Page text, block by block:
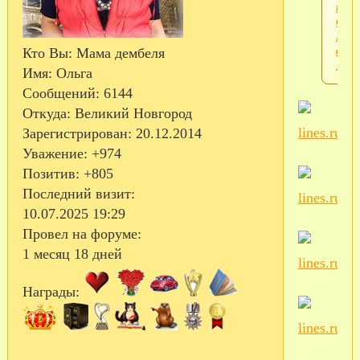
Кто Вы: Мама дембеля
Имя: Ольга
Сообщений: 6144
Откуда: Великий Новгород
Зарегистрирован: 20.12.2014
Уважение: +974
Позитив: +805
Последний визит:
10.07.2025 19:29
Провел на форуме:
1 месяц 18 дней
Награды:
и
обл
11